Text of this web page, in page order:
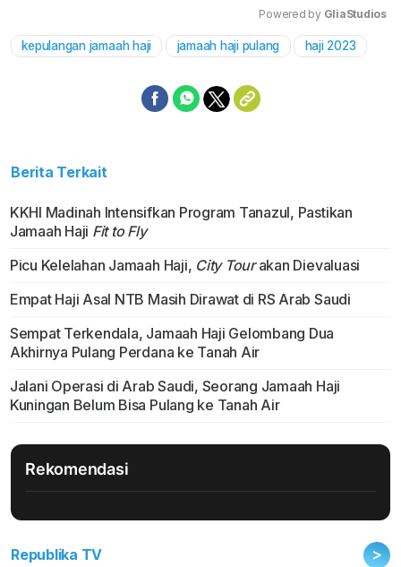
Mute
Powered by GliaStudios
kepulangan jamaah haji jamaah haji pulang haji 2023
Berita Terkait
KKHI Madinah Intensifkan Program Tanazul, Pastikan
Jamaah Haji Fit to Fly
Picu Kelelahan Jamaah Haji, City Tourakan Dievaluasi
Empat Haji Asal NTB Masih Dirawat di RS Arab Saudi
Sempat Terkendala, Jamaah Haji Gelombang Dua
Akhirnya Pulang Perdana ke Tanah Air
Jalani Operasi di Arab Saudi, Seorang Jamaah Haji
Kuningan Belum Bisa Pulang ke Tanah Air
Rekomendasi
Republika TV >